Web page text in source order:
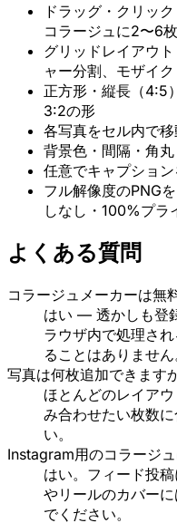
ドラッグ・クリッ
コラージュに2〜6
グリッドレイアウ
ャー分割、モザイク
正方形・縦長（4:5
3:2の形
各写真をセル内で
背景色・間隔・角
任意でキャプショ
フル解像度のPNG
しなし・100%プラ
よくある質問
コラージュメーカーは無
はい — 透かしも登
ラウザ内で処理さ
ることはありません
写真は何枚追加できます
ほとんどのレイア
み合わせたい枚数
い。
Instagram用のコラージ
はい。フィード投
やリールのカバー
でください。